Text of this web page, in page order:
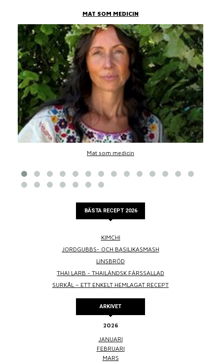
MAT SOM MEDICIN
Mat som medicin
BÄSTA RECEPT 2026
KIMCHI
JORDGUBBS- OCH BASILIKASMASH
LINSBRÖD
THAI LARB - THAILÄNDSK FÄRSSALLAD
SURKÅL – ETT ENKELT HEMLAGAT RECEPT
ARKIVET
2026
JANUARI
FEBRUARI
MARS